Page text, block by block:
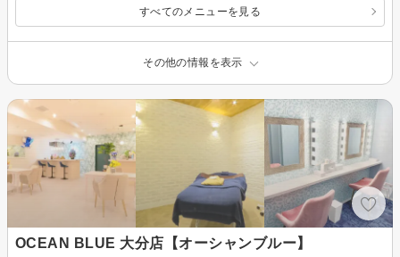
すべてのメニューを見る
その他の情報を表示
OCEAN BLUE 大分店【オーシャンブルー】